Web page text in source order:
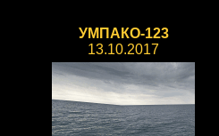
УМПАКО-123
13.10.2017